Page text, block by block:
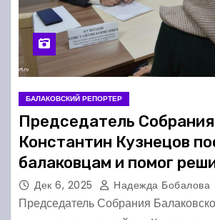
БАЛАКОВСКИЙ РЕПОРТЕР
Председатель
Константин Кузнецов
балаковцам и помог
проблемы
Дек 6, 2025 Надежда Бобалова
Председатель Собрания